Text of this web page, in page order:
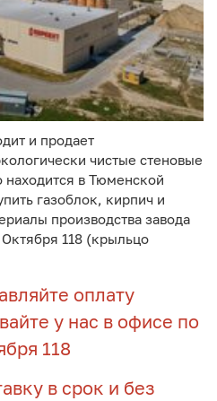
и продает
чистые стеновые
в Тюменской
газоблок, кирпич и
производства завода
118 (крыльцо
оплату
у нас в офисе по
118
в срок и без